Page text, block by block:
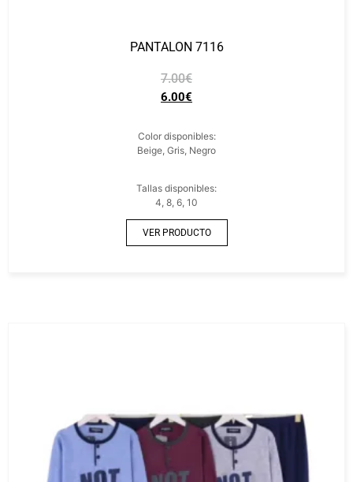
PANTALON 7116
7.00€
6.00€
Color disponibles:
Beige, Gris, Negro
Tallas disponibles:
4, 8, 6, 10
VER PRODUCTO